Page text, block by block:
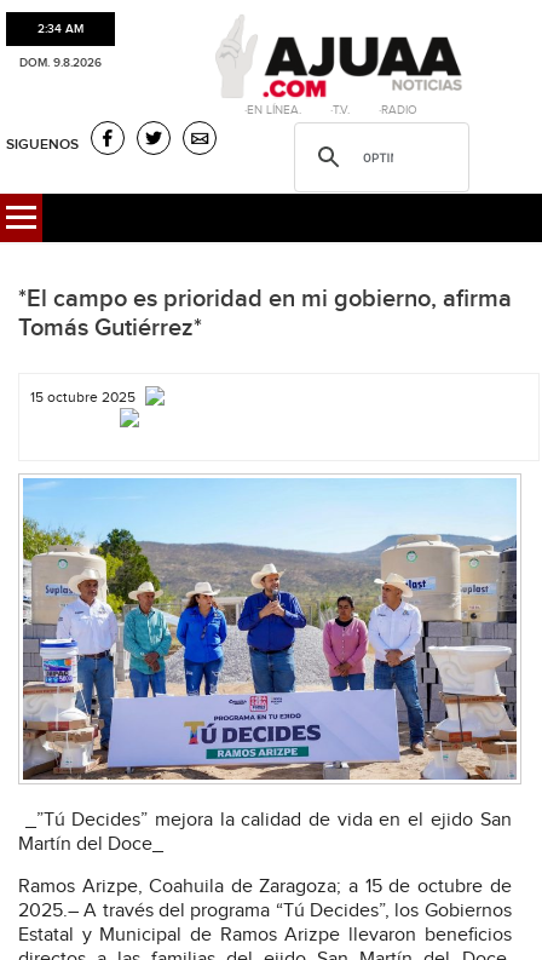
2:34 AM
DOM. 9.8.2026
·EN LÍNEA. ·T.V. ·RADIO
SIGUENOS
*El campo es prioridad en mi gobierno, afirma
Tomás Gutiérrez*
15 octubre 2025
_”Tú Decides” mejora la calidad de vida en el ejido San
Martín del Doce_
Ramos Arizpe, Coahuila de Zaragoza; a 15 de octubre de
2025.– A través del programa “Tú Decides”, los Gobiernos
Estatal y Municipal de Ramos Arizpe llevaron beneficios